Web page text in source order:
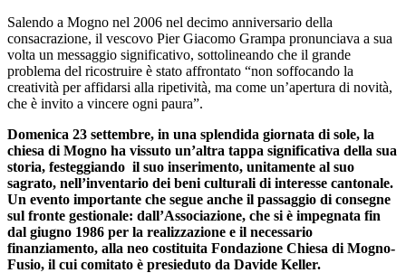
Salendo a Mogno nel 2006 nel decimo anniversario della
consacrazione, il vescovo Pier Giacomo Grampa pronunciava a sua
volta un messaggio significativo, sottolineando che il grande
problema del ricostruire è stato affrontato “non soffocando la
creatività per affidarsi alla ripetività, ma come un’apertura di novità,
che è invito a vincere ogni paura”.
Domenica 23 settembre, in una splendida giornata di sole, la
chiesa di Mogno ha vissuto un’altra tappa significativa della sua
storia, festeggiando il suo inserimento, unitamente al suo
sagrato, nell’inventario dei beni culturali di interesse cantonale.
Un evento importante che segue anche il passaggio di consegne
sul fronte gestionale: dall’Associazione, che si è impegnata fin
dal giugno 1986 per la realizzazione e il necessario
finanziamento, alla neo costituita Fondazione Chiesa di Mogno-
Fusio, il cui comitato è presieduto da Davide Keller.